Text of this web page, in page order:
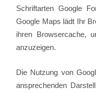
Schriftarten Google
Google Maps lädt Ihr
ihren Browsercache,
anzuzeigen.
Die Nutzung von
ansprechenden